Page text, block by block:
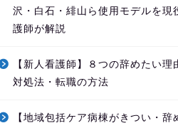
沢・白石・緋山ら使用モデルを現
護師が解説
【新人看護師】８つの辞めたい理
対処法・転職の方法
【地域包括ケア病棟がきつい・辞